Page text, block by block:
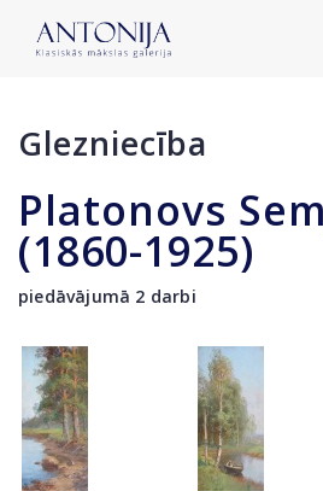
Glezniecība
Platonovs
(1860-1925)
piedāvājumā 2 darbi